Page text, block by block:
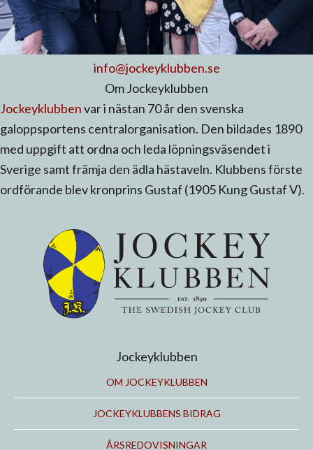
info@jockeyklubben.se
Om Jockeyklubben
Jockeyklubbenvar i nästan 70 år den svenska
galoppsportens centralorganisation. Den bildades 1890
med uppgift att ordna och leda löpningsväsendet i
Sverige samt främja den ädla hästaveln. Klubbens förste
ordförande blev kronprins Gustaf (1905 Kung Gustaf V).
Jockeyklubben
OM JOCKEYKLUBBEN
JOCKEYKLUBBENS BIDRAG
ÅRSREDOVISNINGAR